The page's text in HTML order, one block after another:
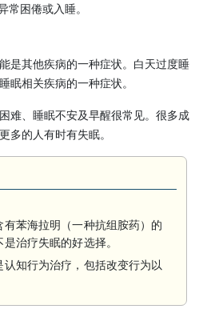
常困倦或入睡。
是其他疾病的一种症状。白天过度睡
眠相关疾病的一种症状。
难、睡眠不安及早醒很常见。很多成
多的人有时有失眠。
苯海拉明（一种抗组胺药）的
治疗失眠的好选择。
知行为治疗，包括改变行为以